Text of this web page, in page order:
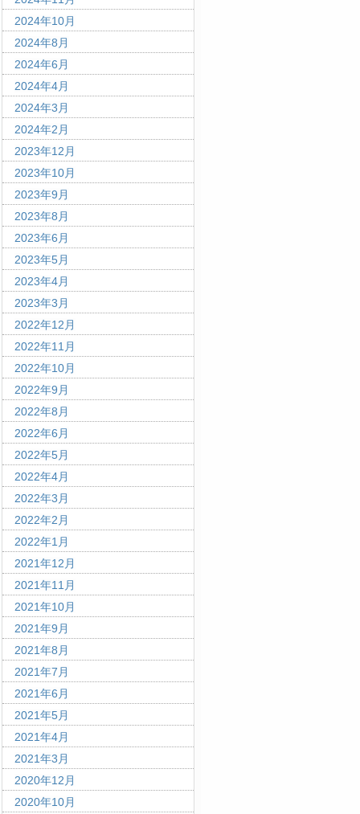
2024年10月
2024年8月
2024年6月
2024年4月
2024年3月
2024年2月
2023年12月
2023年10月
2023年9月
2023年8月
2023年6月
2023年5月
2023年4月
2023年3月
2022年12月
2022年11月
2022年10月
2022年9月
2022年8月
2022年6月
2022年5月
2022年4月
2022年3月
2022年2月
2022年1月
2021年12月
2021年11月
2021年10月
2021年9月
2021年8月
2021年7月
2021年6月
2021年5月
2021年4月
2021年3月
2020年12月
2020年10月